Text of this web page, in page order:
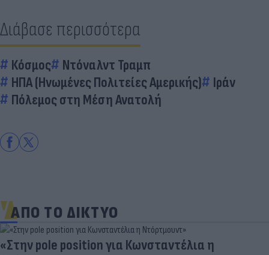
Διάβασε περισσότερα
Κόσμος
Ντόναλντ Τραμπ
ΗΠΑ (Ηνωμένες Πολιτείες Αμερικής)
Ιράν
Πόλεμος στη Μέση Ανατολή
ΑΠΟ ΤΟ ΔΙΚΤΥΟ
«Στην pole position για Κωνσταντέλια η